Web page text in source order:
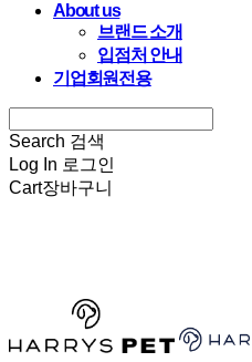
About us
브랜드 소개
입점처 안내
기업회원전용
Search 검색
Log In 로그인
Cart장바구니